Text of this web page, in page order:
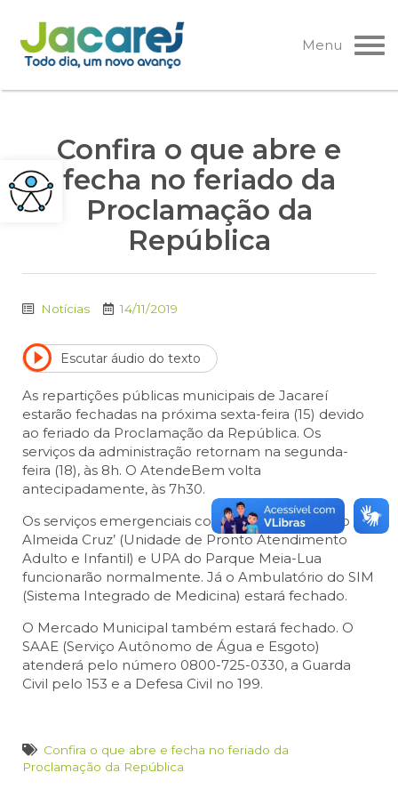
Pular
para
o
Menu
Confira o que abre e
fecha no feriado da
Proclamação da
República
Notícias 14/11/2019
Escutar áudio do texto
As repartições públicas municipais de Jacareí
estarão fechadas na próxima sexta-feira (15) devido
ao feriado da Proclamação da República. Os
serviços da administração retornam na segunda-
feira (18), às 8h. O AtendeBem volta
antecipadamente, às 7h30.
Os serviços emergenciais como UPA ‘Dr. Thelmo de
Almeida Cruz’ (Unidade de Pronto Atendimento
Adulto e Infantil) e UPA do Parque Meia-Lua
funcionarão normalmente. Já o Ambulatório do SIM
(Sistema Integrado de Medicina) estará fechado.
O Mercado Municipal também estará fechado. O
SAAE (Serviço Autônomo de Água e Esgoto)
atenderá pelo número 0800-725-0330, a Guarda
Civil pelo 153 e a Defesa Civil no 199.
Confira o que abre e fecha no feriado da
Proclamação da República